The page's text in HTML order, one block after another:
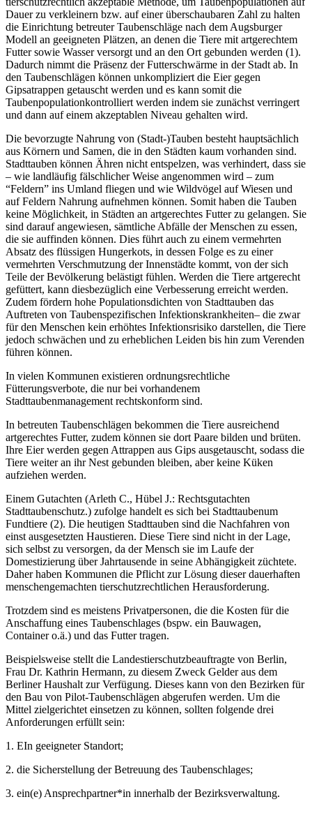
Dauer zu verkleinern bzw. auf einer überschaubaren Zahl zu halten
die Einrichtung betreuter Taubenschläge nach dem Augsburger
Modell an geeigneten Plätzen, an denen die Tiere mit artgerechtem
Futter sowie Wasser versorgt und an den Ort gebunden werden (1).
Dadurch nimmt die Präsenz der Futterschwärme in der Stadt ab. In
den Taubenschlägen können unkompliziert die Eier gegen
Gipsatrappen getauscht werden und es kann somit die
Taubenpopulationkontrolliert werden indem sie zunächst verringert
und dann auf einem akzeptablen Niveau gehalten wird.
Die bevorzugte Nahrung von (Stadt-)Tauben besteht hauptsächlich
aus Körnern und Samen, die in den Städten kaum vorhanden sind.
Stadttauben können Ähren nicht entspelzen, was verhindert, dass sie
– wie landläufig fälschlicher Weise angenommen wird – zum
“Feldern” ins Umland fliegen und wie Wildvögel auf Wiesen und
auf Feldern Nahrung aufnehmen können. Somit haben die Tauben
keine Möglichkeit, in Städten an artgerechtes Futter zu gelangen. Sie
sind darauf angewiesen, sämtliche Abfälle der Menschen zu essen,
die sie auffinden können. Dies führt auch zu einem vermehrten
Absatz des flüssigen Hungerkots, in dessen Folge es zu einer
vermehrten Verschmutzung der Innenstädte kommt, von der sich
Teile der Bevölkerung belästigt fühlen. Werden die Tiere artgerecht
gefüttert, kann diesbezüglich eine Verbesserung erreicht werden.
Zudem fördern hohe Populationsdichten von Stadttauben das
Auftreten von Taubenspezifischen Infektionskrankheiten– die zwar
für den Menschen kein erhöhtes Infektionsrisiko darstellen, die Tiere
jedoch schwächen und zu erheblichen Leiden bis hin zum Verenden
führen können.
In vielen Kommunen existieren ordnungsrechtliche
Fütterungsverbote, die nur bei vorhandenem
Stadttaubenmanagement rechtskonform sind.
In betreuten Taubenschlägen bekommen die Tiere ausreichend
artgerechtes Futter, zudem können sie dort Paare bilden und brüten.
Ihre Eier werden gegen Attrappen aus Gips ausgetauscht, sodass die
Tiere weiter an ihr Nest gebunden bleiben, aber keine Küken
aufziehen werden.
Einem Gutachten (Arleth C., Hübel J.: Rechtsgutachten
Stadttaubenschutz.) zufolge handelt es sich bei Stadttaubenum
Fundtiere (2). Die heutigen Stadttauben sind die Nachfahren von
einst ausgesetzten Haustieren. Diese Tiere sind nicht in der Lage,
sich selbst zu versorgen, da der Mensch sie im Laufe der
Domestizierung über Jahrtausende in seine Abhängigkeit züchtete.
Daher haben Kommunen die Pflicht zur Lösung dieser dauerhaften
menschengemachten tierschutzrechtlichen Herausforderung.
Trotzdem sind es meistens Privatpersonen, die die Kosten für die
Anschaffung eines Taubenschlages (bspw. ein Bauwagen,
Container o.ä.) und das Futter tragen.
Beispielsweise stellt die Landestierschutzbeauftragte von Berlin,
Frau Dr. Kathrin Hermann, zu diesem Zweck Gelder aus dem
Berliner Haushalt zur Verfügung. Dieses kann von den Bezirken für
den Bau von Pilot-Taubenschlägen abgerufen werden. Um die
Mittel zielgerichtet einsetzen zu können, sollten folgende drei
Anforderungen erfüllt sein:
1. EIn geeigneter Standort;
2. die Sicherstellung der Betreuung des Taubenschlages;
3. ein(e) Ansprechpartner*in innerhalb der Bezirksverwaltung.